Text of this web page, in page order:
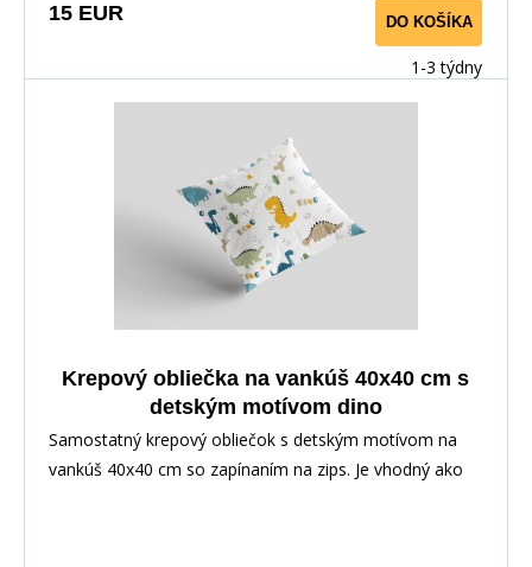
15 EUR DO KOŠÍKA
1-3 týdny
Krepový obliečka na vankúš 40x40 cm s
detským motívom dino
Samostatný krepový obliečok s detským motívom na
vankúš 40x40 cm so zapínaním na zips. Je vhodný ako